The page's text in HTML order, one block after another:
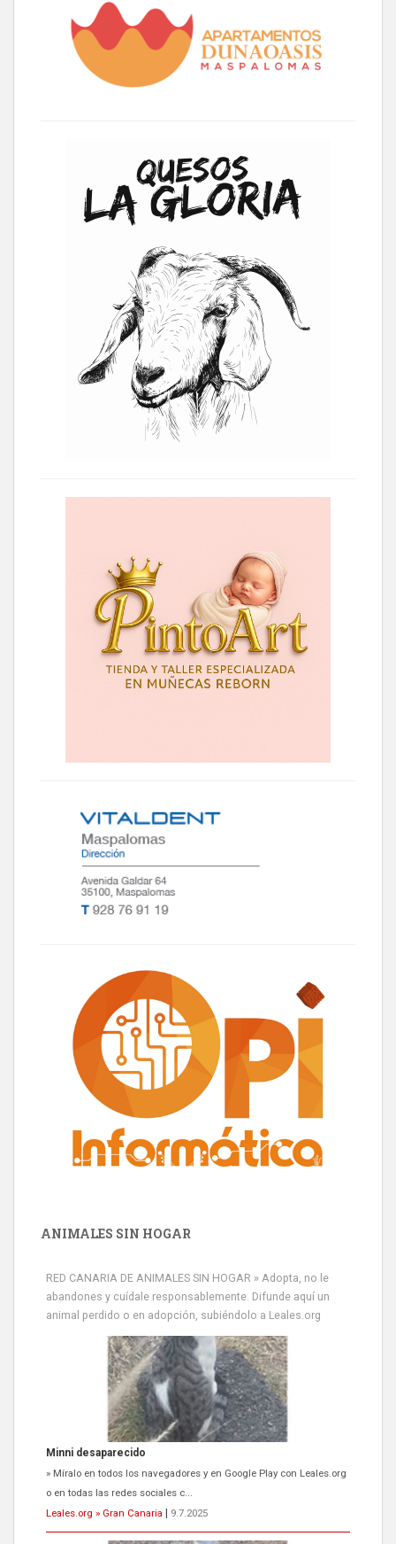
ANIMALES SIN HOGAR
RED CANARIA DE ANIMALES SIN HOGAR » Adopta, no le
abandones y cuídale responsablemente. Difunde aquí un
animal perdido o en adopción, subiéndolo a Leales.org
Siami Perdida
Se llama Siami,es hembra de 4 años,esterilizada con marca de
oreja,cariñosa,mimosa pero miedosa,e...
Leales.org » Gran Canaria
9.7.2025